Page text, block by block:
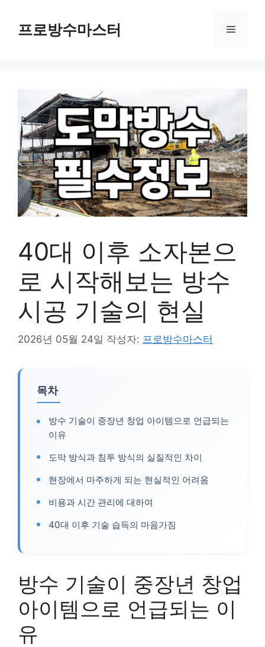
프로방수마스터 메
40대 이후 소자본으
로 시작해보는 방수
시공 기술의 현실
2026년 05월 24일 작성자: 프로방수마스터
목차
방수 기술이 중장년 창업 아이템으로 언급되는
이유
도막 방식과 침투 방식의 실질적인 차이
현장에서 마주하게 되는 현실적인 어려움
비용과 시간 관리에 대하여
40대 이후 기술 습득의 마음가짐
방수 기술이 중장년 창업
아이템으로 언급되는 이
유